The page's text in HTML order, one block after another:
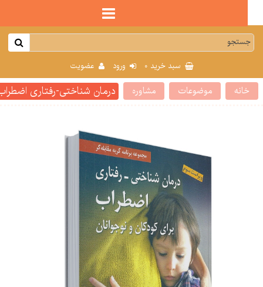
سبد خرید0 ورود عضویت
موضوعات مشاوره درمان شناختی-رفتاری اضطراب